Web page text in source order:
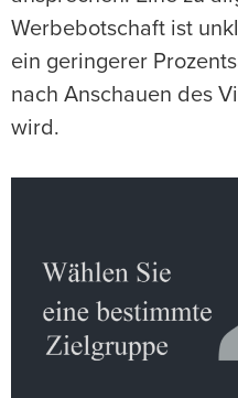
Werbebotschaft ist
ein geringerer
nach Anschauen des
wird.